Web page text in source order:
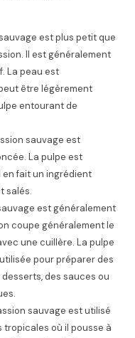
est plus petit que
Il est généralement
La peau est
être légèrement
entourant de
sauvage est
La pulpe est
fait un ingrédient
salés.
est généralement
coupe généralement le
une cuillère. La pulpe
pour préparer des
des sauces ou
sauvage est utilisé
tropicales où il pousse à